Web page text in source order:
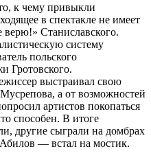
к чему привыкли
в спектакле не имеет
Станиславского.
систему
польского
Гротовского.
выстраивал свою
а от возможностей
артистов покопаться
способен. В итоге
другие сыграли на домбрах
— встал на мостик.